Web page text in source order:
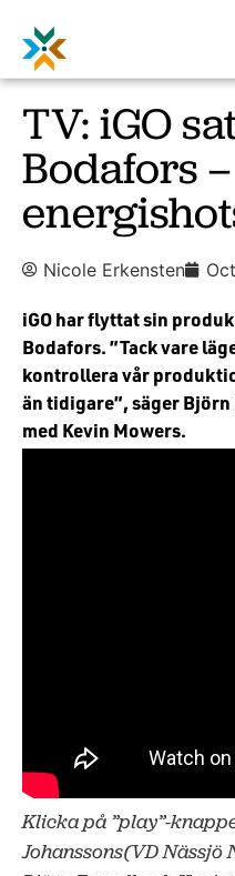
TV: iGO
Bodafors
Nicole Erkensten
iGO har flyttat sin
Bodafors. ”Tack vare
kontrollera vår
än tidigare”, säger
med Kevin Mowers.
Klicka på ”play”-
Johanssons(VD